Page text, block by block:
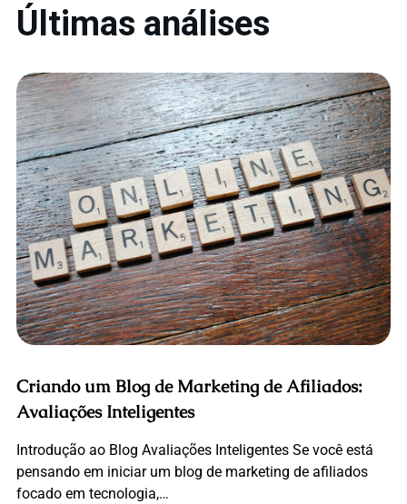
Últimas análises
Criando um Blog de Marketing de Afiliados:
Avaliações Inteligentes
Introdução ao Blog Avaliações Inteligentes Se você está
pensando em iniciar um blog de marketing de afiliados
focado em tecnologia,…